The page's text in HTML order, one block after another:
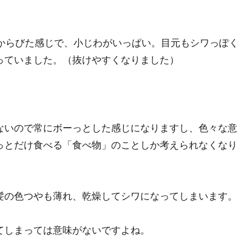
びた感じで、小じわがいっぱい。目元もシワっぽく
いました。（抜けやすくなりました）
ので常にボーっとした感じになりますし、色々な意
だけ食べる「食べ物」のことしか考えられなくなり
色つやも薄れ、乾燥してシワになってしまいます。
まっては意味がないですよね。